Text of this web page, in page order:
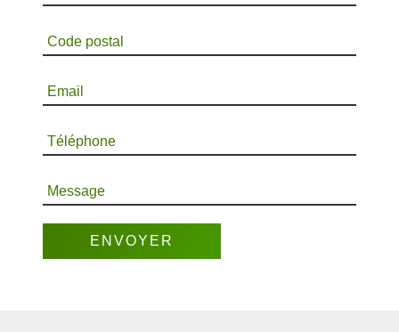
Code postal
Email
Téléphone
Message